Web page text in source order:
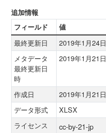
追加情報
フィールド
値
最終更新日
2019年1月24日
メタデータ
最終更新日
時
2019年1月21日
作成日
2019年1月21日
データ形式
XLSX
ライセンス
cc-by-21-jp